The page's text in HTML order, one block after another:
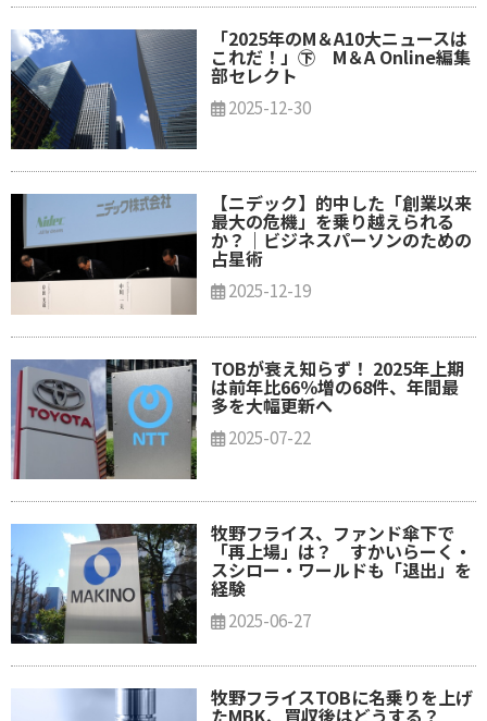
「2025年のM＆A10大ニュースは
これだ！」㊦ M＆A Online編集
部セレクト
2025-12-30
【ニデック】的中した「創業以来
最大の危機」を乗り越えられる
か？｜ビジネスパーソンのための
占星術
2025-12-19
TOBが衰え知らず！ 2025年上期
は前年比66％増の68件、年間最
多を大幅更新へ
2025-07-22
牧野フライス、ファンド傘下で
「再上場」は？ すかいらーく・
スシロー・ワールドも「退出」を
経験
2025-06-27
牧野フライスTOBに名乗りを上げ